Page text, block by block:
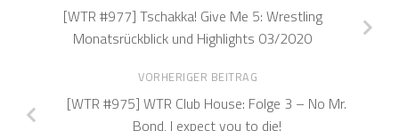
[WTR #977] Tschakka! Give Me 5: Wrestling
Monatsrückblick und Highlights 03/2020
VORHERIGER BEITRAG
[WTR #975] WTR Club House: Folge 3 – No Mr.
Bond, I expect you to die!